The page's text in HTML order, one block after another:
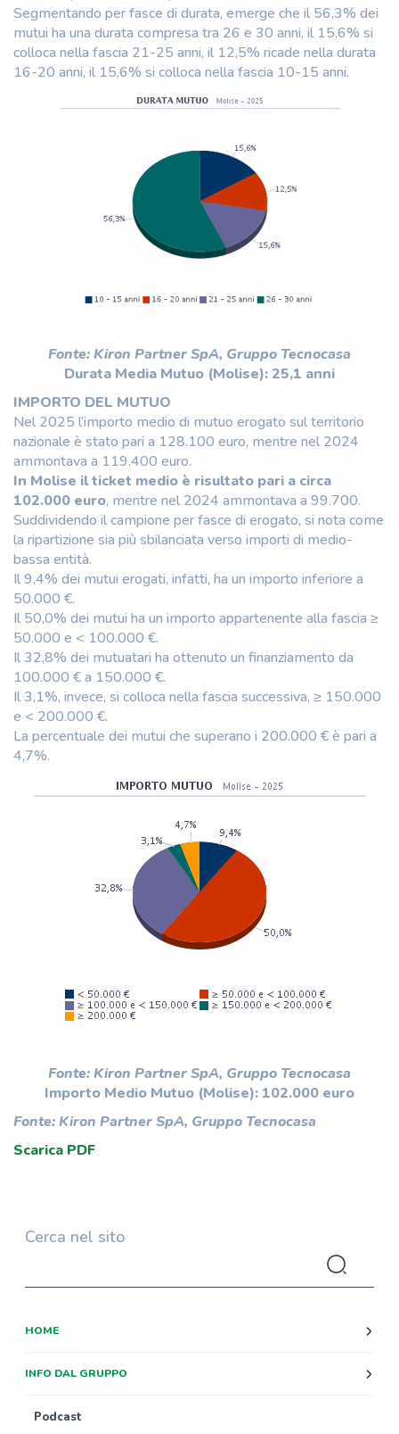
Segmentando per fasce di durata, emerge che il 56,3% dei
mutui ha una durata compresa tra 26 e 30 anni, il 15,6% si
colloca nella fascia 21-25 anni, il 12,5% ricade nella durata
16-20 anni, il 15,6% si colloca nella fascia 10-15 anni.
Fonte: Kiron Partner SpA, Gruppo Tecnocasa
Durata Media Mutuo (Molise): 25,1 anni
IMPORTO DEL MUTUO
Nel 2025 l’importo medio di mutuo erogato sul territorio
nazionale è stato pari a 128.100 euro, mentre nel 2024
ammontava a 119.400 euro.
In Molise il ticket medio è risultato pari a circa
102.000 euro, mentre nel 2024 ammontava a 99.700.
Suddividendo il campione per fasce di erogato, si nota come
la ripartizione sia più sbilanciata verso importi di medio-
bassa entità.
Il 9,4% dei mutui erogati, infatti, ha un importo inferiore a
50.000 €.
Il 50,0% dei mutui ha un importo appartenente alla fascia ≥
50.000 e < 100.000 €.
Il 32,8% dei mutuatari ha ottenuto un finanziamento da
100.000 € a 150.000 €.
Il 3,1%, invece, si colloca nella fascia successiva, ≥ 150.000
e < 200.000 €.
La percentuale dei mutui che superano i 200.000 € è pari a
4,7%.
Fonte: Kiron Partner SpA, Gruppo Tecnocasa
Importo Medio Mutuo (Molise): 102.000 euro
Fonte: Kiron Partner SpA, Gruppo Tecnocasa
Scarica PDF
Cerca nel sito
HOME
INFO DAL GRUPPO
Podcast